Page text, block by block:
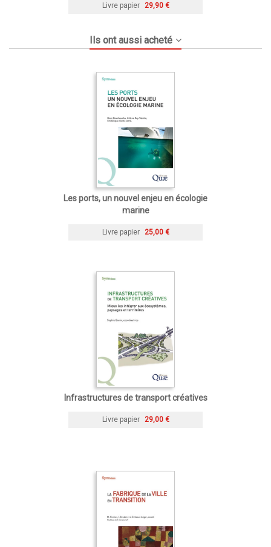
Livre papier 29,90 €
Ils ont aussi acheté
Les ports, un nouvel enjeu en écologie
marine
Livre papier 25,00 €
Infrastructures de transport créatives
Livre papier 29,00 €